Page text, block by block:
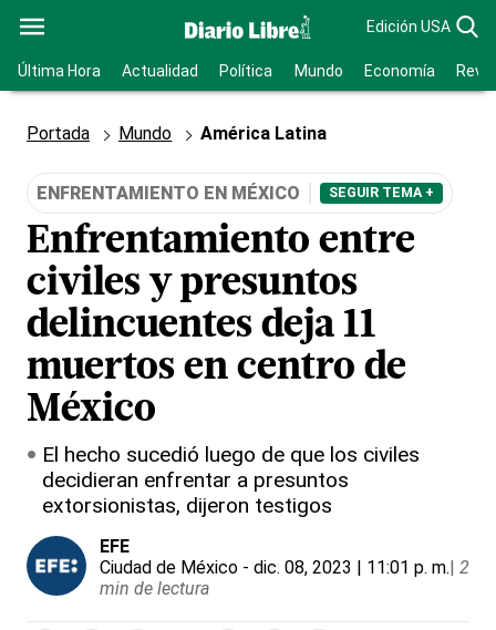
Edición USA
Última Hora Actualidad Política Mundo Economía
Portada Mundo América Latina
ENFRENTAMIENTO EN MÉXICO SEGUIR TEMA +
Enfrentamiento entre
civiles y presuntos
delincuentes deja 11
muertos en centro de
México
El hecho sucedió luego de que los civiles
decidieran enfrentar a presuntos
extorsionistas, dijeron testigos
EFE
Ciudad de México - dic. 08, 2023 | 11:01 p. m.| 2
min de lectura